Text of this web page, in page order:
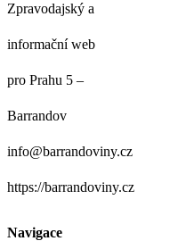
Zpravodajský a
informační web
pro Prahu 5 –
Barrandov
info@barrandoviny.cz
https://barrandoviny.cz
Navigace